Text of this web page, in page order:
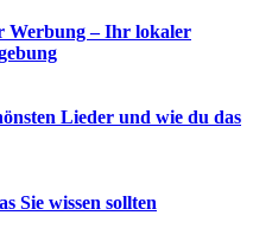
Werbung – Ihr lokaler
Lieder und wie du das
Sie wissen sollten